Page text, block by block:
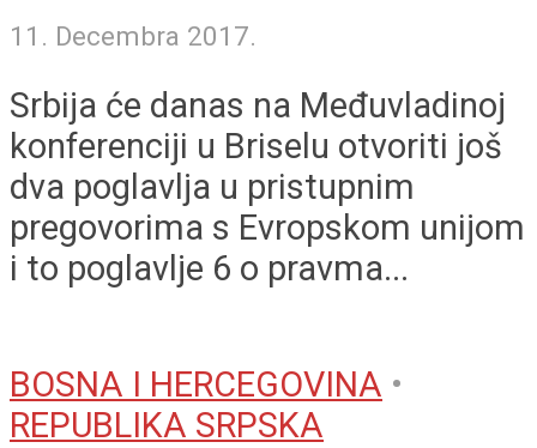
11. Decembra 2017.
Srbija će danas na Međuvladinoj
konferenciji u Briselu otvoriti još
dva poglavlja u pristupnim
pregovorima s Evropskom unijom
i to poglavlje 6 o pravma...
BOSNA I HERCEGOVINA •
REPUBLIKA SRPSKA